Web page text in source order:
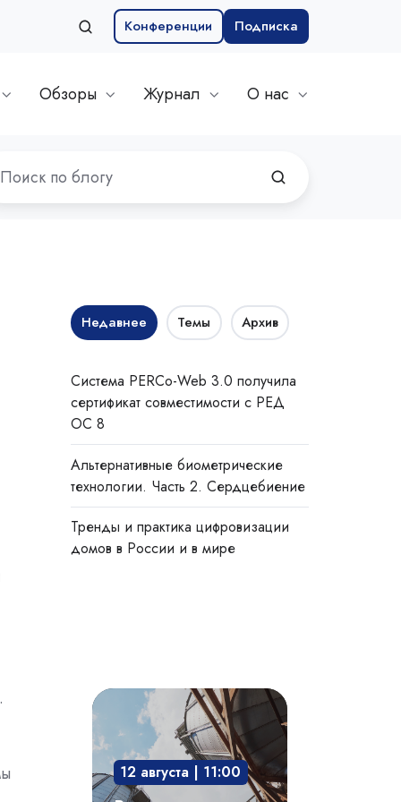
Конференции Подписка
Обзоры Журнал О нас
Недавнее Темы Архив
Система PERCo-Web 3.0 получила
сертификат совместимости с РЕД
ОС 8
Альтернативные биометрические
технологии. Часть 2. Сердцебиение
Тренды и практика цифровизации
домов в России и в мире
Взрывозащита
технологического
оборудования:
защита12 августа | 11:00